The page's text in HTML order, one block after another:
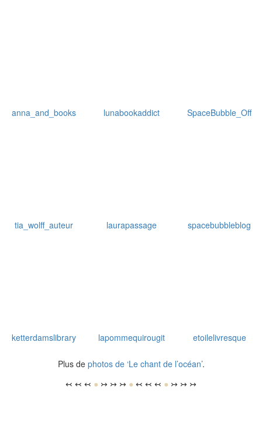
anna_and_books lunabookaddict SpaceBubble_Off
tia_wolff_auteur laurapassage spacebubbleblog
ketterdamslibrary lapommequirougit etoilelivresque
Plus de photos de ‘Le chant de l’océan’.
↢ ↢ ↢ ● ↣ ↣ ↣ ● ↢ ↢ ↢ ● ↣ ↣ ↣